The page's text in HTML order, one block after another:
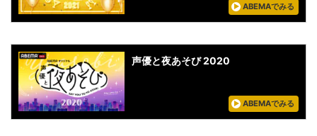
ABEMAでみる
声優と夜あそび 2020
ABEMAでみる